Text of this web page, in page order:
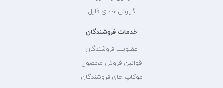
گزارش خطای فایل
خدمات فروشندگان
عضویت فروشندگان
قوانین فروش محصول
موکاپ های فروشندگان